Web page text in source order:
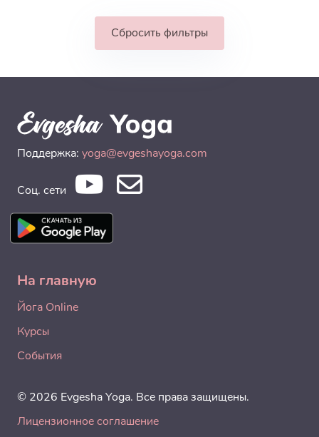
Сбросить фильтры
Поддержка: yoga@evgeshayoga.com
Соц. сети
На главную
Йога Online
Курсы
События
© 2026 Evgesha Yoga. Все права защищены.
Лицензионное соглашение